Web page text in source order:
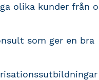
olika kunder från
som ger en bra